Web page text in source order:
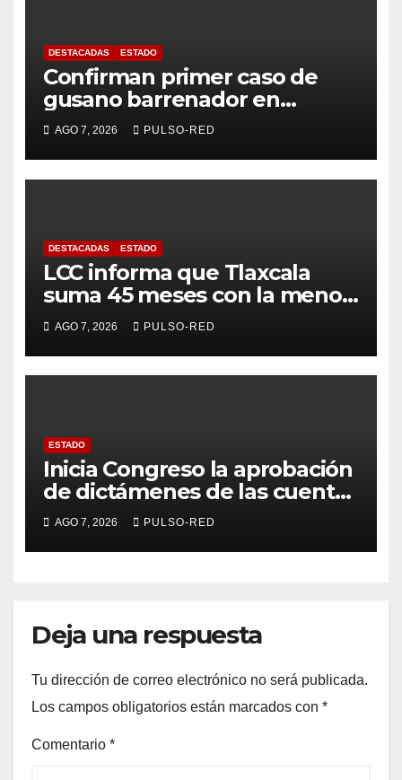
DESTACADAS ESTADO
Confirman primer caso de
gusano barrenador en
humano en Tlaxcala
AGO 7, 2026 PULSO-RED
DESTACADAS ESTADO
LCC informa que Tlaxcala
suma 45 meses con la menor
tasa de delitos en el país
AGO 7, 2026 PULSO-RED
ESTADO
Inicia Congreso la aprobación
de dictámenes de las cuentas
públicas de entes
fiscalizables del ejercicio
fiscal 2025
AGO 7, 2026 PULSO-RED
Deja una respuesta
Tu dirección de correo electrónico no será publicada.
Los campos obligatorios están marcados con *
Comentario *